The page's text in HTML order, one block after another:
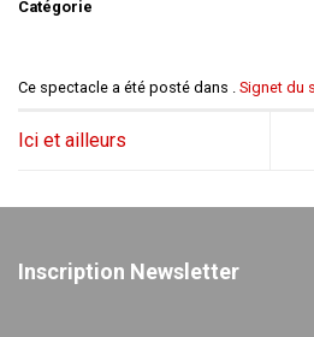
Catégorie
Ce spectacle a été posté dans . Signet du
Ici et ailleurs
Inscription Newsletter